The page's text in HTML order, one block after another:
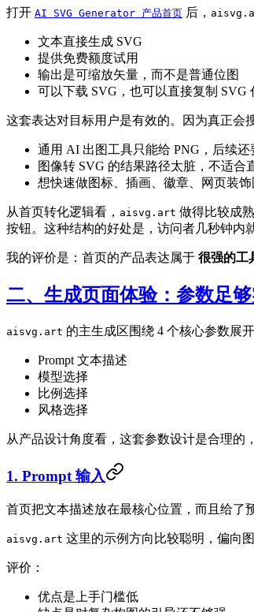
打开 AI SVG Generator 产品首页 后，
文本直接生成 SVG
提供免费额度试用
输出是可缩放矢量，而不是普通位图
可以下载 SVG，也可以直接复制 SVG
这套表达对目标用户是有效的。因为真正会
通用 AI 出图工具只能给 PNG，后续
图像转 SVG 的结果路径太脏，不适合
想快速做图标、插画、徽章、网页装
从首页转化逻辑看， aisvg.art 做得比较成
按钮。这种结构的好处是，访问者几秒钟内
我的评价是：首页的产品表达属于 很强的工
二、生成页面体验：参数足
aisvg.art 的主生成区围绕 4 个核心参数展开
Prompt 文本描述
模型选择
比例选择
风格选择
从产品设计角度看，这套参数设计是合理的
1. Prompt 输入
首页把文本描述放在最核心位置，而且给了
aisvg.art 这里的示例方向比较聪明，偏向
评价：
优点是上手门槛低